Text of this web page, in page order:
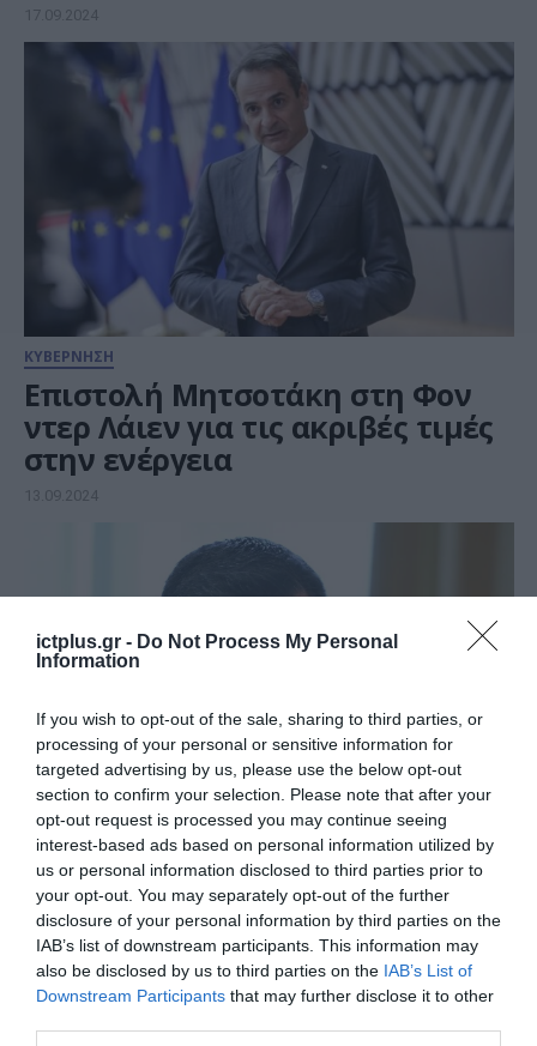
ictplus.gr - Do Not Process My Personal
Information
If you wish to opt-out of the sale, sharing to third parties, or
processing of your personal or sensitive information for
targeted advertising by us, please use the below opt-out
section to confirm your selection. Please note that after your
opt-out request is processed you may continue seeing
interest-based ads based on personal information utilized by
us or personal information disclosed to third parties prior to
your opt-out. You may separately opt-out of the further
disclosure of your personal information by third parties on the
IAB’s list of downstream participants. This information may
also be disclosed by us to third parties on the IAB’s List of
Downstream Participants that may further disclose it to other
17.09.2024
ΚΥΒΕΡΝΗΣΗ
Επιστολή Μητσοτάκη στη Φον
ντερ Λάιεν για τις ακριβές τιμές
στην ενέργεια
13.09.2024
ΠΟΛΙΤΙΚΗ
Politico: Ποιο χαρτοφυλάκιο
αναμένεται να αναλάβει ο
Απόστολος Τζιτζικώστας στην
Κομισιόν
09.09.2024